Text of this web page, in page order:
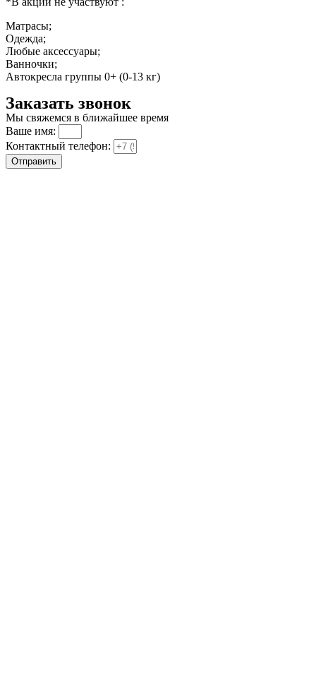
Матрасы;
Одежда;
Любые аксессуары;
Ванночки;
Автокресла группы 0+ (0-13 кг)
Заказать звонок
Мы свяжемся в ближайшее время
Ваше имя:
Контактный телефон:
Отправить